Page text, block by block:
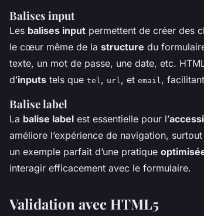
Balises input
Les balises input permettent de créer des
le cœur même de la structure du
texte, un mot de passe, une date, etc.
d’inputs tels que tel , url , et email ,
Balise label
La balise label est essentielle pour l’
améliore l’expérience de navigation,
un exemple parfait d’une pratique
interagir efficacement avec le formulaire.
Validation avec HTML5